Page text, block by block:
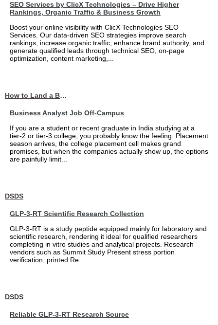
SEO Services by ClicX Technologies – Drive Higher
Rankings, Organic Traffic & Business Growth
Boost your online visibility with ClicX Technologies SEO
Services. Our data-driven SEO strategies improve search
rankings, increase organic traffic, enhance brand authority, and
generate qualified leads through technical SEO, on-page
optimization, content marketing,...
How to Land a Business Analyst Job Off-Campus When Your College Has Zero Tech Connections
Business Analyst Job Off-Campus
If you are a student or recent graduate in India studying at a
tier-2 or tier-3 college, you probably know the feeling. Placement
season arrives, the college placement cell makes grand
promises, but when the companies actually show up, the options
are painfully limit...
DSDS
GLP-3-RT Scientific Research Collection
GLP-3-RT is a study peptide equipped mainly for laboratory and
scientific research, rendering it ideal for qualified researchers
completing in vitro studies and analytical projects. Research
vendors such as Summit Study Present stress portion
verification, printed Re...
DSDS
Reliable GLP-3-RT Research Source